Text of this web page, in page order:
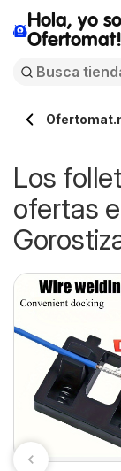
Hola, yo
Ofertomat!
Los
ofertas